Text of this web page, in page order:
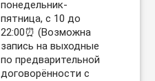
понедельник-
пятница, с 10 до
22:00⏰ (Возможна
запись на выходные
по предварительной
договорённости с